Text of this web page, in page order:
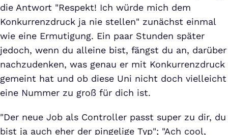
die Antwort "Respekt! Ich würde mich dem
Konkurrenzdruck ja nie stellen" zunächst einmal
wie eine Ermutigung. Ein paar Stunden später
jedoch, wenn du alleine bist, fängst du an, darüber
nachzudenken, was genau er mit Konkurrenzdruck
gemeint hat und ob diese Uni nicht doch vielleicht
eine Nummer zu groß für dich ist.
"Der neue Job als Controller passt super zu dir, du
bist ja auch eher der pingelige Typ"; "Ach cool,